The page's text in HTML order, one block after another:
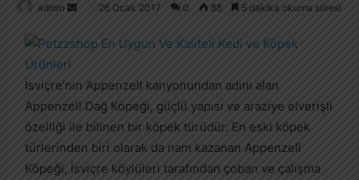
admin
r
-
p
o
26 Ocak 2017 0 88 5 dakika okuma süresi
İsviçre’nin Appenzell kanyonundan adını alan
Appenzell Dağ Köpeği, güçlü yapısı ve araziye elverişli
özelliği ile bilinen bir köpek türüdür. En eski köpek
türlerinden biri olarak da nam kazanan Appenzell
Köpeği, İsviçre köylüleri tarafından çoban ve çalışma